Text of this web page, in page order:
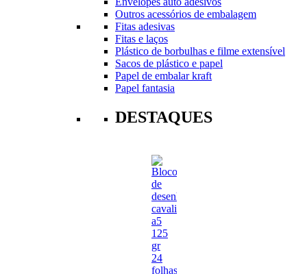
Outros acessórios de embalagem
Fitas adesivas
Fitas e laços
Plástico de borbulhas e filme extensível
Sacos de plástico e papel
Papel de embalar kraft
Papel fantasia
DESTAQUES